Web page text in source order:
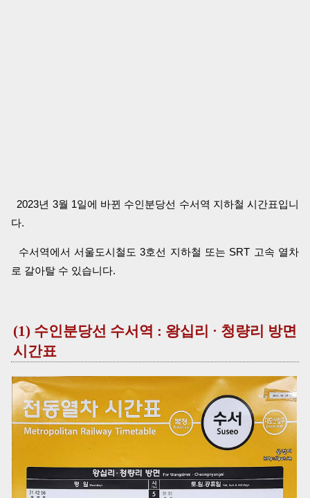
2023년 3월 1일에 바뀐 수인분당선 수서역 지하철 시간표입니
다.
수서역에서 서울도시철도 3호선 지하철 또는 SRT 고속 열차
로 갈아탈 수 있습니다.
(1) 수인분당선 수서역 : 왕십리 · 청량리 방면
시간표